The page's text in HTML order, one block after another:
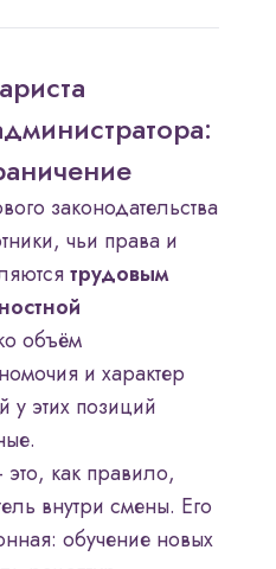
законодательства
чьи права и
трудовым
объём
и характер
у этих позиций
как правило,
внутри смены. Его
обучение новых